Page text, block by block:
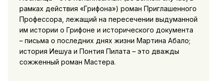
рамках действия «Грифона») роман Приглашенного
Профессора, лежащий на пересечении выдуманной
им истории о Грифоне и исторического документа
– письма о последних днях жизни Мартина Абало;
история Иешуа и Понтия Пилата – это дважды
сожженный роман Мастера.